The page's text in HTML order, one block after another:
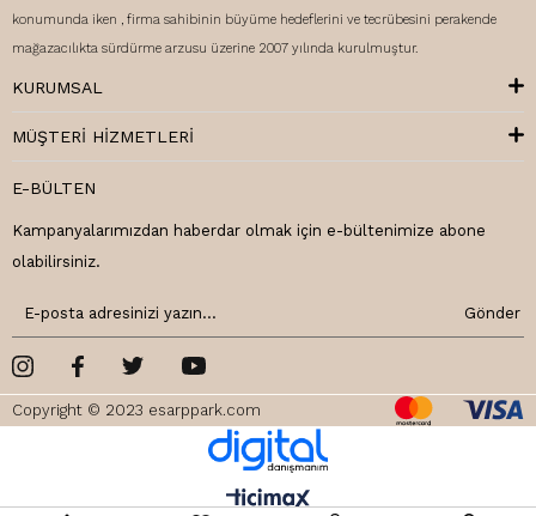
konumunda iken , firma sahibinin büyüme hedeflerini ve tecrübesini perakende
mağazacılıkta sürdürme arzusu üzerine 2007 yılında kurulmuştur.
KURUMSAL
MÜŞTERI HIZMETLERI
E-BÜLTEN
Kampanyalarımızdan haberdar olmak için e-bültenimize abone
olabilirsiniz.
Gönder
Copyright © 2023 esarppark.com